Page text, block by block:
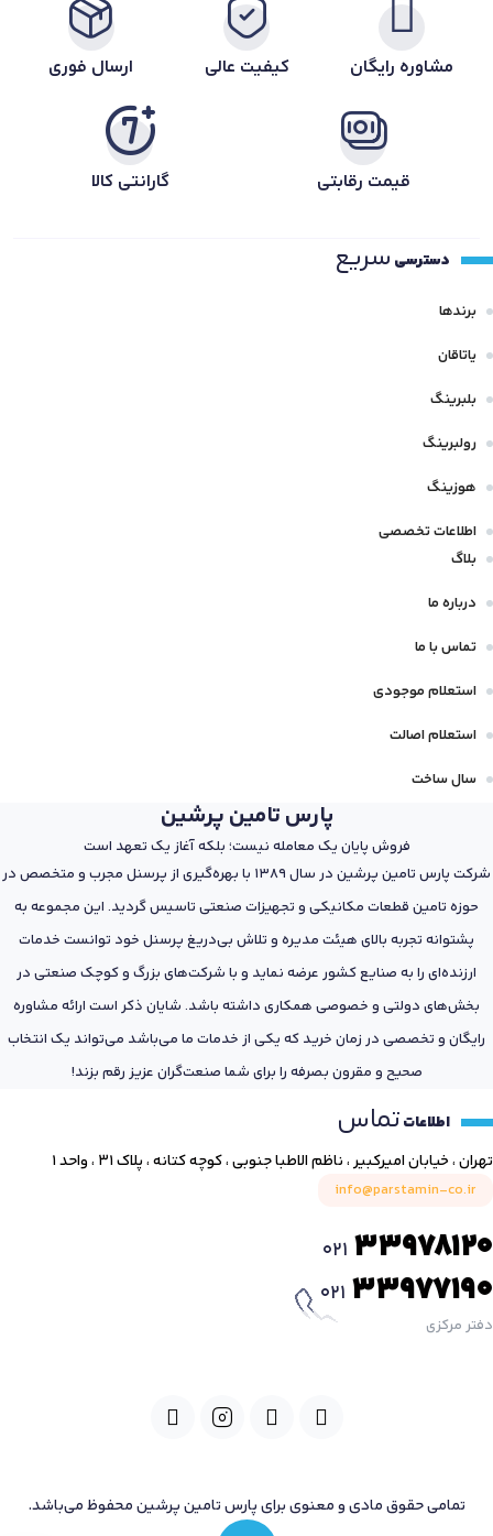
مشاوره رایگان کیفیت عالی ارسال فوری
قیمت رقابتی گارانتی کالا
دسترسی سریع
برندها
یاتاقان
بلبرینگ
رولبرینگ
هوزینگ
اطلاعات تخصصی
بلاگ
درباره ما
تماس با ما
استعلام موجودی
استعلام اصالت
سال ساخت
پارس تامین پرشین
فروش پایان یک معامله نیست؛ بلکه آغاز یک تعهد است
شرکت پارس تامین پرشین در سال 1389 با بهره‌گیری از پرسنل مجرب و متخصص در
حوزه تامین قطعات مکانیکی و تجهیزات صنعتی تاسیس گردید. این مجموعه به
پشتوانه تجربه بالای هیئت مدیره و تلاش بی‌دریغ پرسنل خود توانست خدمات
ارزنده‌ای را به صنایع کشور عرضه نماید و با شرکت‌های بزرگ و کوچک صنعتی در
بخش‌های دولتی و خصوصی همکاری داشته باشد. شایان ذکر است ارائه مشاوره
رایگان و تخصصی در زمان خرید که یکی از خدمات ما می‌باشد می‌تواند یک انتخاب
صحیح و مقرون بصرفه را برای شما صنعت‌گران عزیز رقم بزند!
اطلاعاتتماس
تهران ، خیابان امیرکبیر ، ناظم الاطبا جنوبی ، کوچه کتانه ، پلاک ۳۱ ، واحد ۱
info@parstamin-co.ir
021 33978120
021 33977190
دفتر مرکزی
تمامی حقوق مادی و معنوی برای پارس تامین پرشین محفوظ می‌باشد.